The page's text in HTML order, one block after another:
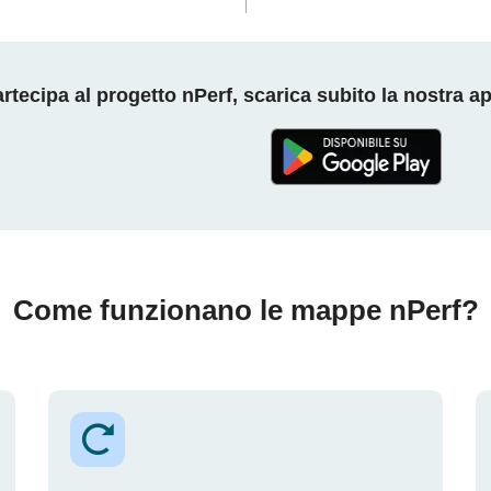
al progetto nPerf, scarica subito la nostra
Come funzionano le mappe nPerf?